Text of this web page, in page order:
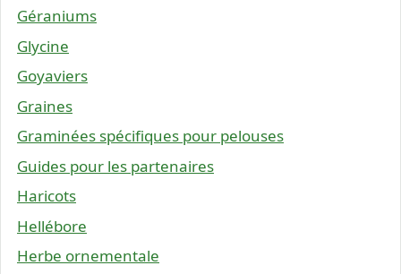
Géraniums
Glycine
Goyaviers
Graines
Graminées spécifiques pour pelouses
Guides pour les partenaires
Haricots
Hellébore
Herbe ornementale